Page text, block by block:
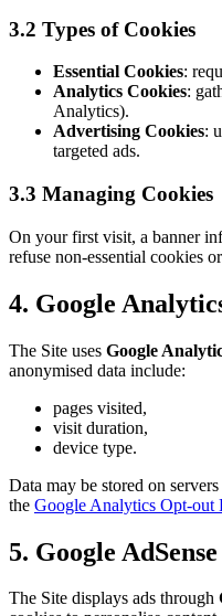
3.2 Types of Cookies
Essential Cookies:
Analytics Cookies:
Analytics).
Advertising Cookies:
targeted ads.
3.3 Managing Cookies
On your first visit, a banner
refuse non-essential cookies
4. Google
The Site uses Google
anonymised data include:
pages visited,
visit duration,
device type.
Data may be stored on
the Google Analytics Opt-out
5. Google AdSense
The Site displays ads through